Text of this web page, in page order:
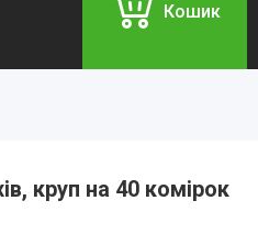
Кошик
круп на 40 комірок